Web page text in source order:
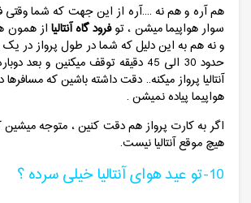
هم آره و هم نه ....آره از این جهت که شما وقتی
سوار هواپیما میشن ، توفرود گاه آنتالیااز همون
و نه هم به این دلیل که شما در طول پرواز در یک
حدود 30 الی 45 دقیقه توقف میکنین و
آنتالیا پرواز میکنه.. دقت داشته باشین که
هواپیما پیاده نمیشن .
اگر به کارت پرواز هم دقت کنین ، متوجه
هیچ موقع آنتالیا نیست.
10-تو عید هوای آنتالیا خیلی سرده ؟